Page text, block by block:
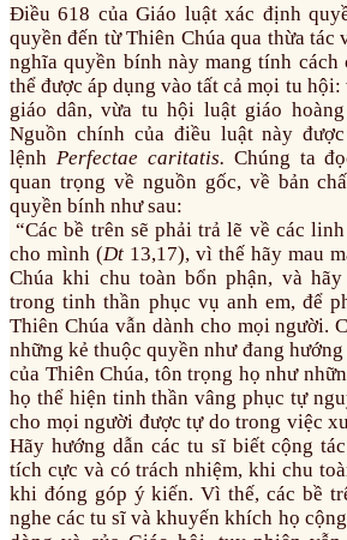
Điều 618 của Giáo luật xác định
quyền đến từ Thiên Chúa qua thừa
nghĩa quyền bính này mang tính cách
thể được áp dụng vào tất cả mọi tu
giáo dân, vừa tu hội luật giáo
Nguồn chính của điều luật này
lệnh Perfectae caritatis. Chúng ta
quan trọng về nguồn gốc, về bản
quyền bính như sau:
“Các bề trên sẽ phải trả lẽ về các
cho mình (Dt 13,17), vì thế hãy mau
Chúa khi chu toàn bổn phận, và
trong tinh thần phục vụ anh em, để
Thiên Chúa vẫn dành cho mọi người.
những kẻ thuộc quyền như đang
của Thiên Chúa, tôn trọng họ như
họ thể hiện tinh thần vâng phục tự
cho mọi người được tự do trong việc
Hãy hướng dẫn các tu sĩ biết cộng
tích cực và có trách nhiệm, khi chu
khi đóng góp ý kiến. Vì thế, các bề
nghe các tu sĩ và khuyến khích họ